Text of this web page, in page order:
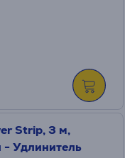
Strip, 3 м,
Удлинитель